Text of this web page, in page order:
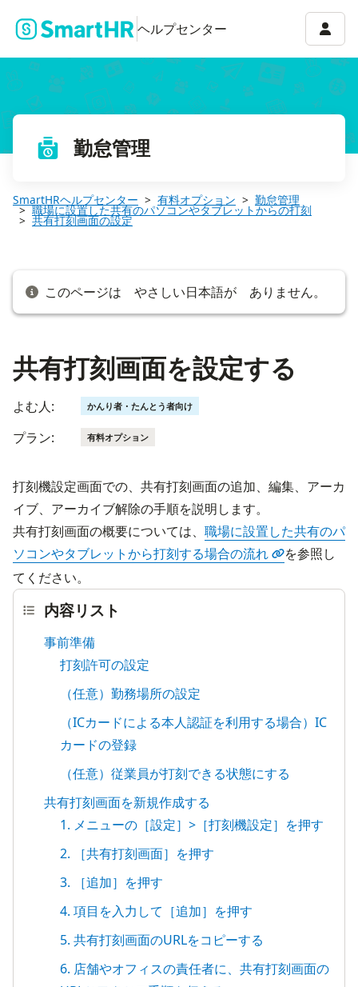
ヘルプセンター アカ
勤怠管理
SmartHRヘルプセンター 有料オプション 勤怠管理
職場に設置した共有のパソコンやタブレットからの打刻
共有打刻画面の設定
このページは やさしい日本語が ありません。
共有打刻画面を設定する
よむ人: かんり者・たんとう者向け
プラン: 有料オプション
打刻機設定画面での、共有打刻画面の追加、編集、アーカ
イブ、アーカイブ解除の手順を説明します。
共有打刻画面の概要については、 職場に設置した共有のパ
ソコンやタブレットから打刻する場合の流れ
を参照し
てください。
内容リスト
事前準備
打刻許可の設定
（任意）勤務場所の設定
（ICカードによる本人認証を利用する場合）IC
カードの登録
（任意）従業員が打刻できる状態にする
共有打刻画面を新規作成する
1. メニューの［設定］>［打刻機設定］を押す
2. ［共有打刻画面］を押す
3. ［追加］を押す
4. 項目を入力して［追加］を押す
5. 共有打刻画面のURLをコピーする
6. 店舗やオフィスの責任者に、共有打刻画面の